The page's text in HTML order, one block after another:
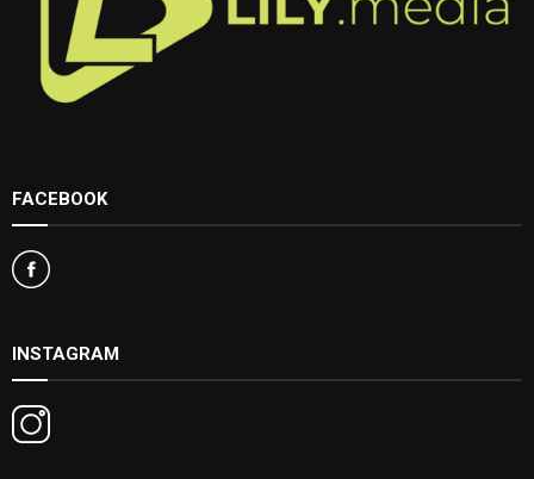
FACEBOOK
INSTAGRAM